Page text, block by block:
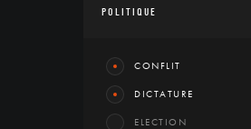
POLITIQUE
CONFLIT
DICTATURE
ELECTION